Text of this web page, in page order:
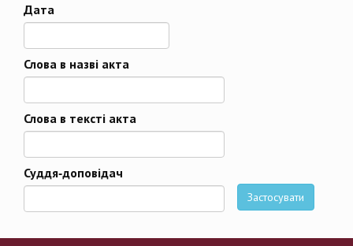
Дата
Дата
Слова в назві акта
Слова в тексті акта
Суддя-доповідач
Застосувати